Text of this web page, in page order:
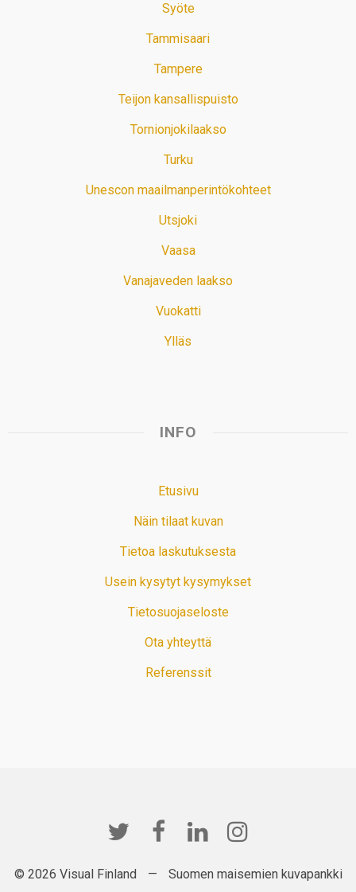
Syöte
Tammisaari
Tampere
Teijon kansallispuisto
Tornionjokilaakso
Turku
Unescon maailmanperintökohteet
Utsjoki
Vaasa
Vanajaveden laakso
Vuokatti
Ylläs
INFO
Etusivu
Näin tilaat kuvan
Tietoa laskutuksesta
Usein kysytyt kysymykset
Tietosuojaseloste
Ota yhteyttä
Referenssit
© 2026 Visual Finland — Suomen maisemien kuvapankki